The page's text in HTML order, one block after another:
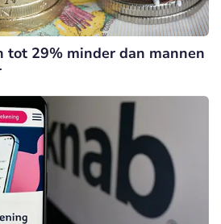
tot 29% minder dan mannen